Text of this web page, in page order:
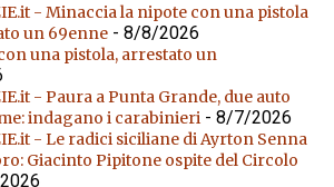
- Minaccia la nipote con una pistola
un 69enne - 8/8/2026
una pistola, arrestato un
- Paura a Punta Grande, due auto
indagano i carabinieri - 8/7/2026
- Le radici siciliane di Ayrton Senna
Giacinto Pipitone ospite del Circolo